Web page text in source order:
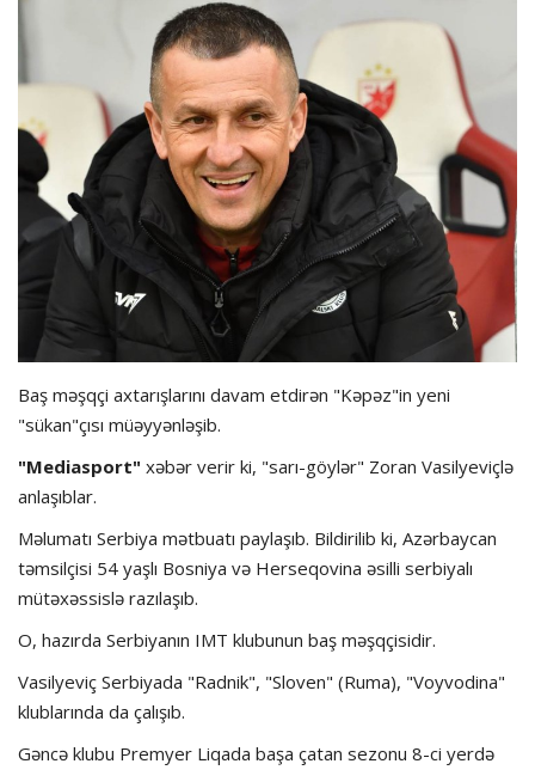
Olimpiada
Layihə
Formula 1
İdman növləri
Baş məşqçi axtarışlarını davam etdirən "Kəpəz"in yeni
"sükan"çısı müəyyənləşib.
"Mediasport" xəbər verir ki, "sarı-göylər" Zoran Vasilyeviçlə
anlaşıblar.
Məlumatı Serbiya mətbuatı paylaşıb. Bildirilib ki, Azərbaycan
təmsilçisi 54 yaşlı Bosniya və Herseqovina əsilli serbiyalı
mütəxəssislə razılaşıb.
O, hazırda Serbiyanın IMT klubunun baş məşqçisidir.
Vasilyeviç Serbiyada "Radnik", "Sloven" (Ruma), "Voyvodina"
klublarında da çalışıb.
Gəncə klubu Premyer Liqada başa çatan sezonu 8-ci yerdə